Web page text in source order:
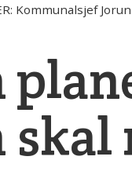
Kommunalsjef